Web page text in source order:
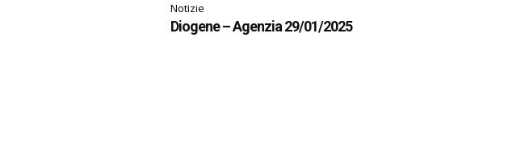
Notizie
Diogene – Agenzia 29/01/2025